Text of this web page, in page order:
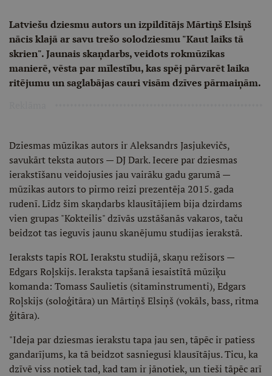
Latviešu dziesmu autors un izpildītājs Mārtiņš Elsiņš
nācis klajā ar savu trešo solodziesmu "Kaut laiks tā
skrien". Jaunais skaņdarbs, veidots rokmūzikas
manierē, vēsta par mīlestību, kas spēj pārvarēt laika
ritējumu un saglabājas cauri visām dzīves pārmaiņām.
Dziesmas mūzikas autors ir Aleksandrs Jasjukevičs,
savukārt teksta autors — DJ Dark. Iecere par dziesmas
ierakstīšanu veidojusies jau vairāku gadu garumā —
mūzikas autors to pirmo reizi prezentēja 2015. gada
rudenī. Līdz šim skaņdarbs klausītājiem bija dzirdams
vien grupas "Kokteilis" dzīvās uzstāšanās vakaros, taču
beidzot tas ieguvis jaunu skanējumu studijas ierakstā.
Ieraksts tapis ROL Ierakstu studijā, skaņu režisors —
Edgars Roļskijs. Ieraksta tapšanā iesaistītā mūziķu
komanda: Tomass Saulietis (sitaminstrumenti), Edgars
Roļskijs (soloģitāra) un Mārtiņš Elsiņš (vokāls, bass, ritma
ģitāra).
"Ideja par dziesmas ierakstu tapa jau sen, tāpēc ir patiess
gandarījums, ka tā beidzot sasniegusi klausītājus. Ticu, ka
dzīvē viss notiek tad, kad tam ir jānotiek, un tieši tāpēc arī